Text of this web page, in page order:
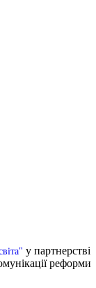
у партнерстві
реформи